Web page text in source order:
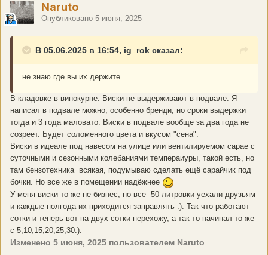
Naruto
Опубликовано 5 июня, 2025
В 05.06.2025 в 16:54, ig_rok сказал:
не знаю где вы их держите
В кладовке в винокурне. Виски не выдерживают в подвале. Я
написал в подвале можно, особенно бренди, но сроки выдержки
тогда и 3 года маловато. Виски в подвале вообще за два года не
созреет. Будет соломенного цвета и вкусом "сена".
Виски в идеале под навесом на улице или вентилируемом сарае с
суточными и сезонными колебаниями темпераиуры, такой есть, но
там бензотехника всякая, подумываю сделать ещё сарайчик под
бочки. Но все же в помещении надёжнее
У меня виски то же не бизнес, но все 50 литровки уехали друзьям
и каждые полгода их приходится заправлять :). Так что работают
сотки и теперь вот на двух сотки перехожу, а так то начинал то же
с 5,10,15,20,25,30:).
Изменено 5 июня, 2025 пользователем Naruto